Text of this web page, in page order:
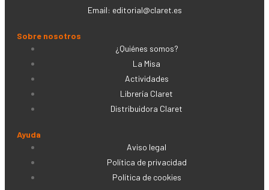
Email: editorial@claret.es
Sobre nosotros
¿Quiénes somos?
La Misa
Actividades
Librería Claret
Distribuidora Claret
Ayuda
Aviso legal
Política de privacidad
Política de cookies